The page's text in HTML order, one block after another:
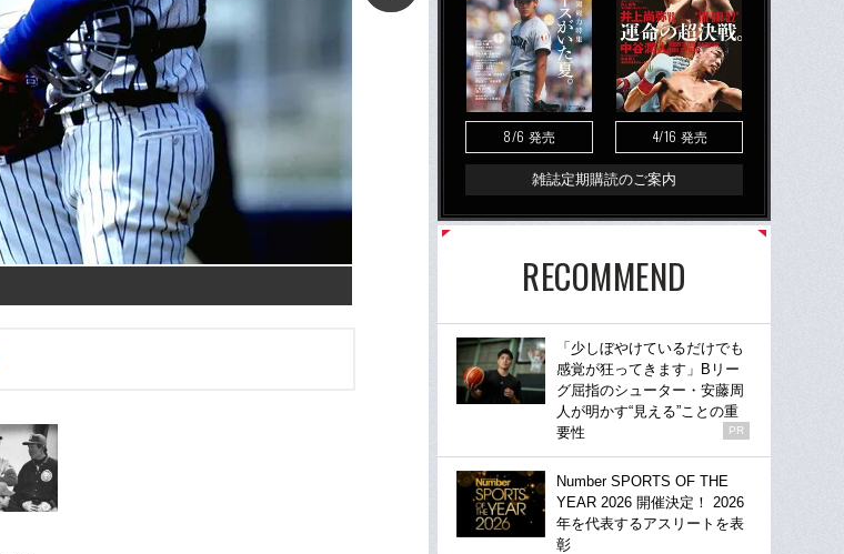
8/6 発売 4/16 発売
雑誌定期購読のご案内
RECOMMEND
「少しぼやけているだけでも
感覚が狂ってきます」Bリー
グ屈指のシューター・安藤周
人が明かす“見える”ことの重
要性
PR
Number SPORTS OF THE
YEAR 2026 開催決定！ 2026
年を代表するアスリートを表
彰